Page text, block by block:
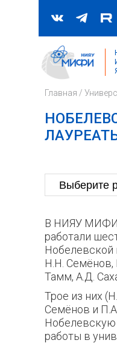
Форма
Поиск
Главная /
В НИЯУ МИФИ
работали
Нобелевской
Н.Н. Семёнов,
Тамм, А.Д.
Трое из них
Семёнов и
работы в